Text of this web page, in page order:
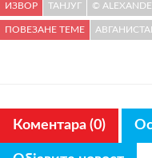
ИЗВОР ТАНЈУГ ©
ПОВЕЗАНЕ ТЕМЕ
Коментара (0)